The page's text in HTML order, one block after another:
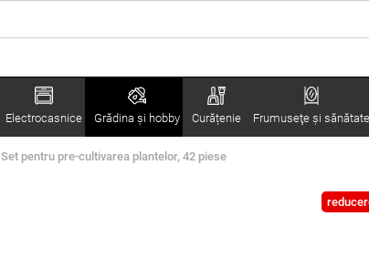
Electrocasnice Grădina şi hobby Curățenie Frumuseţe şi sănătate
Set pentru pre-cultivarea plantelor, 42 piese